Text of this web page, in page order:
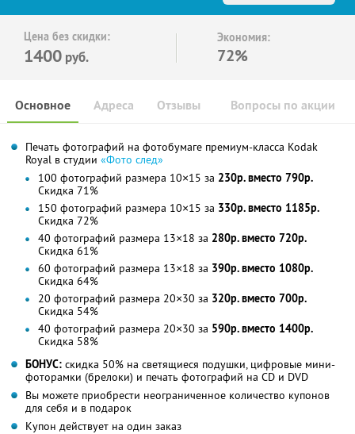
Цена без скидки:
1400 руб.
Экономия:
72%
Основное Отзывы Вопросы по акции
Адреса
Печать фотографий на фотобумаге премиум-класса Kodak
Royal в студии «Фото след»
100 фотографий размера 10×15 за 230р. вместо 790р.
Скидка 71%
150 фотографий размера 10×15 за 330р. вместо 1185р.
Скидка 72%
40 фотографий размера 13×18 за 280р. вместо 720р.
Скидка 61%
60 фотографий размера 13×18 за 390р. вместо 1080р.
Скидка 64%
20 фотографий размера 20×30 за 320р. вместо 700р.
Скидка 54%
40 фотографий размера 20×30 за 590р. вместо 1400р.
Скидка 58%
БОНУС: скидка 50% на светящиеся подушки, цифровые мини-
фоторамки (брелоки) и печать фотографий на CD и DVD
Вы можете приобрести неограниченное количество купонов
для себя и в подарок
Купон действует на один заказ